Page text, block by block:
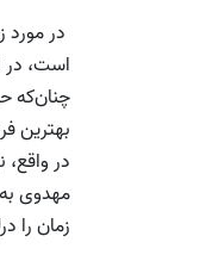
در مورد
است، در
چنان‌كه
در
مهدوى
زمان را